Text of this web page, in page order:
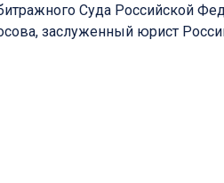
Суда Российской
заслуженный юрист